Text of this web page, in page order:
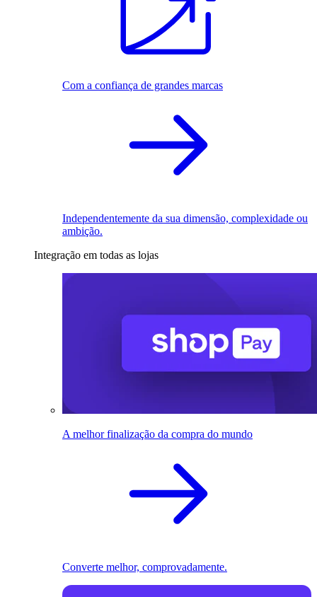
Com a confiança de grandes marcas
Independentemente da sua dimensão, complexidade ou
ambição.
Integração em todas as lojas
A melhor finalização da compra do mundo
Converte melhor, comprovadamente.